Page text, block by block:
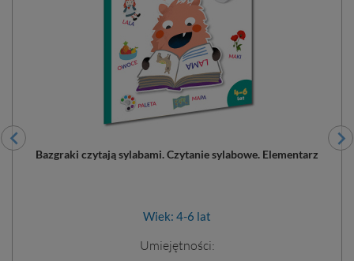
Bazgraki czytają sylabami. Czytanie sylabowe. Elementarz
Wiek: 4-6 lat
Umiejętności: